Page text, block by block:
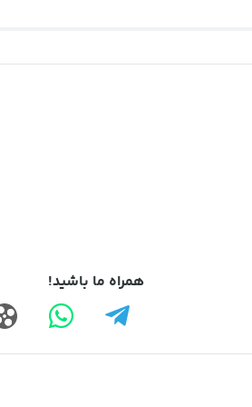
همراه ما باشید!